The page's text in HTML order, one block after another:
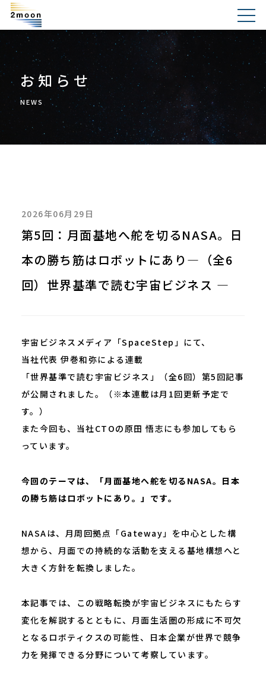
お知らせ
NEWS
2026年06月29日
第5回：月面基地へ舵を切るNASA。日
本の勝ち筋はロボットにあり―（全6
回）世界基準で読む宇宙ビジネス ―
宇宙ビジネスメディア「SpaceStep」にて、
当社代表 伊巻和弥による連載
「世界基準で読む宇宙ビジネス」（全6回）第5回記事
が公開されました。（※本連載は月1回更新予定で
す。）
また今回も、当社CTOの原田 悟志にも参加してもら
っています。
今回のテーマは、「月面基地へ舵を切るNASA。日本
の勝ち筋はロボットにあり。」です。
NASAは、月周回拠点「Gateway」を中心とした構
想から、月面での持続的な活動を支える基地構想へと
大きく方針を転換しました。
本記事では、この戦略転換が宇宙ビジネスにもたらす
変化を解説するとともに、月面生活圏の形成に不可欠
となるロボティクスの可能性、日本企業が世界で競争
力を発揮できる分野について考察しています。